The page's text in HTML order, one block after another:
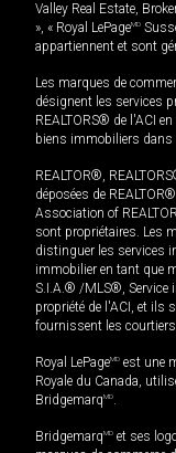
Valley Real Estate,
», « Royal LePageMD
appartiennent et sont
Les marques de
désignent les services
REALTORS® de l'ACI
biens immobiliers dans
REALTOR®,
déposées de
Association of
sont propriétaires. Les
distinguer les services
immobilier en tant que
S.I.A.® /MLS®, Service
propriété de l'ACI, et ils
fournissent les
Royal LePageMD est une
Royale du Canada,
BridgemarqMD.
BridgemarqMD et ses